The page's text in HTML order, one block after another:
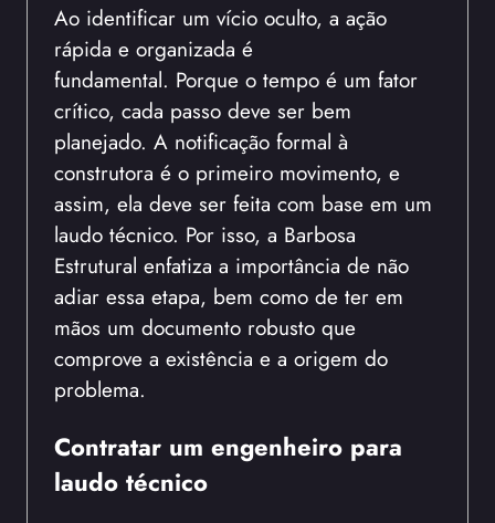
Ao identificar um vício oculto, a ação
rápida e organizada é
fundamental. Porque o tempo é um fator
crítico, cada passo deve ser bem
planejado. A notificação formal à
construtora é o primeiro movimento, e
assim, ela deve ser feita com base em um
laudo técnico. Por isso, a Barbosa
Estrutural enfatiza a importância de não
adiar essa etapa, bem como de ter em
mãos um documento robusto que
comprove a existência e a origem do
problema.
Contratar um engenheiro para
laudo técnico